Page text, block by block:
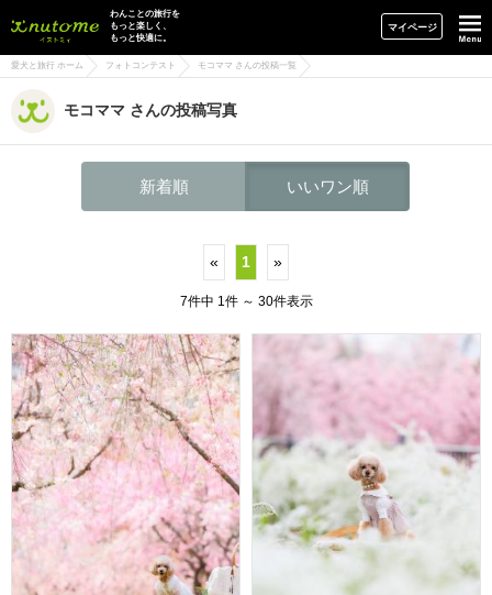
イヌトミィ
わんことの旅行を
もっと楽しく、
もっと快適に。
マイページ
愛犬と旅行 ホーム フォトコンテスト モコママ さんの投稿一覧
モコママ さんの投稿写真
新着順 いいワン順
« 1 »
7件中 1件 ～ 30件表示